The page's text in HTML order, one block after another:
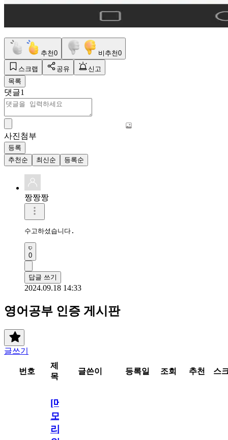
추천0 비추천0
스크랩 공유
신고
목록
댓글1
사진첨부
등록
추천순
최신순 등록순
짱짱짱
수고하셨습니다.
0
답글 쓰기
2024.09.18 14:33
영어공부 인증 게시판
글쓰기
번호
제
목
글쓴이 등록일 조회 추천 스
[메
모
리